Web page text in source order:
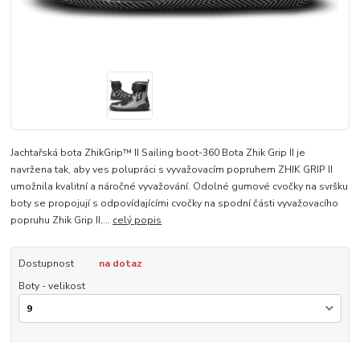
Jachtařská bota ZhikGrip™ II Sailing boot-360 Bota Zhik Grip II je
navržena tak, aby ves polupráci s vyvažovacím popruhem ZHIK GRIP II
umožnila kvalitní a náročné vyvažování. Odolné gumové cvočky na svršku
boty se propojují s odpovídajícími cvočky na spodní části vyvažovacího
popruhu Zhik Grip II,... celý popis
Dostupnost
na dotaz
Boty - velikost